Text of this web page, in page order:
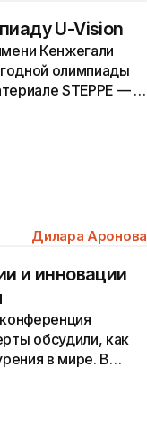
U-Vision
Кенжегали
олимпиады
STEPPE — о
Дилара Аронова
и инновации
обсудили, как
в мире. В